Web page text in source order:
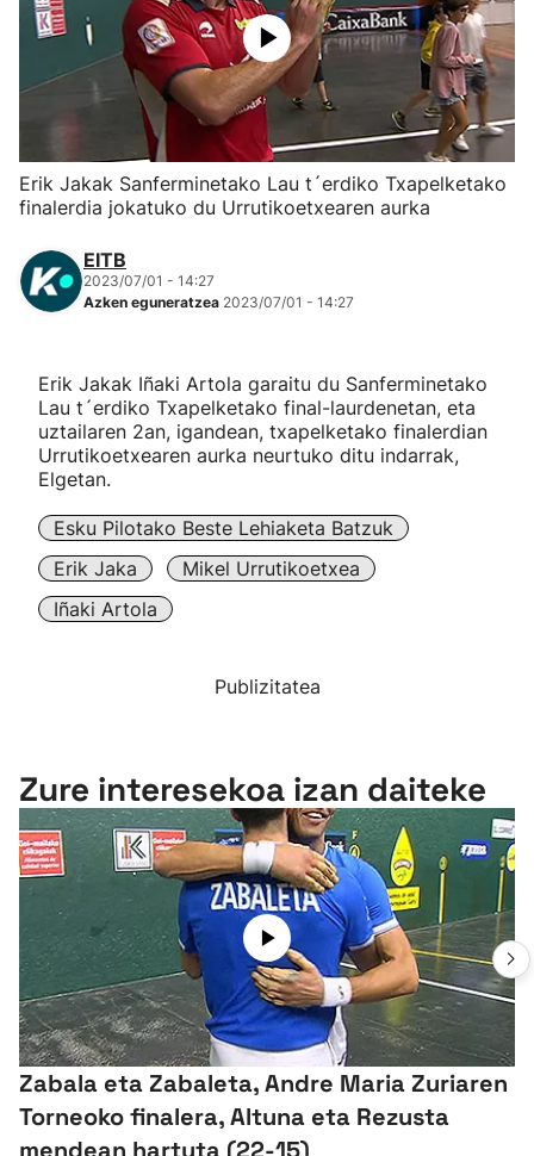
Herri-kirolak
Eskubaloia
Kirolak 360
Mendi-lasterketak
"Helmuga"
Erik Jakak Sanferminetako Lau t´erdiko Txapelketako
finalerdia jokatuko du Urrutikoetxearen aurka
EITB
2023/07/01 - 14:27
Azken eguneratzea 2023/07/01 - 14:27
Erik Jakak Iñaki Artola garaitu du Sanferminetako
Lau t´erdiko Txapelketako final-laurdenetan, eta
uztailaren 2an, igandean, txapelketako finalerdian
Urrutikoetxearen aurka neurtuko ditu indarrak,
Elgetan.
Esku Pilotako Beste Lehiaketa Batzuk
Erik Jaka
Mikel Urrutikoetxea
Iñaki Artola
Publizitatea
Zure interesekoa izan daiteke
Zabala eta Zabaleta, Andre Maria Zuriaren
Torneoko finalera, Altuna eta Rezusta